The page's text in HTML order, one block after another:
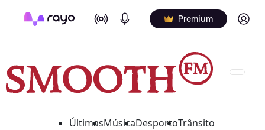
On Air Podcasts Premium Log in
ÚltimasMúsicaDesportoTrânsito